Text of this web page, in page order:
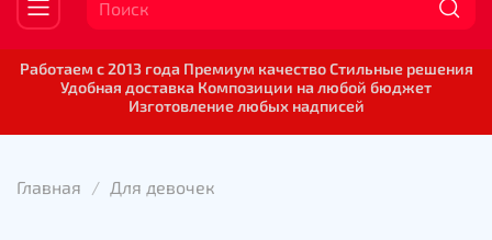
Работаем с 2013 года Премиум качество Стильные решения
Удобная доставка Композиции на любой бюджет
Изготовление любых надписей
Главная Для девочек